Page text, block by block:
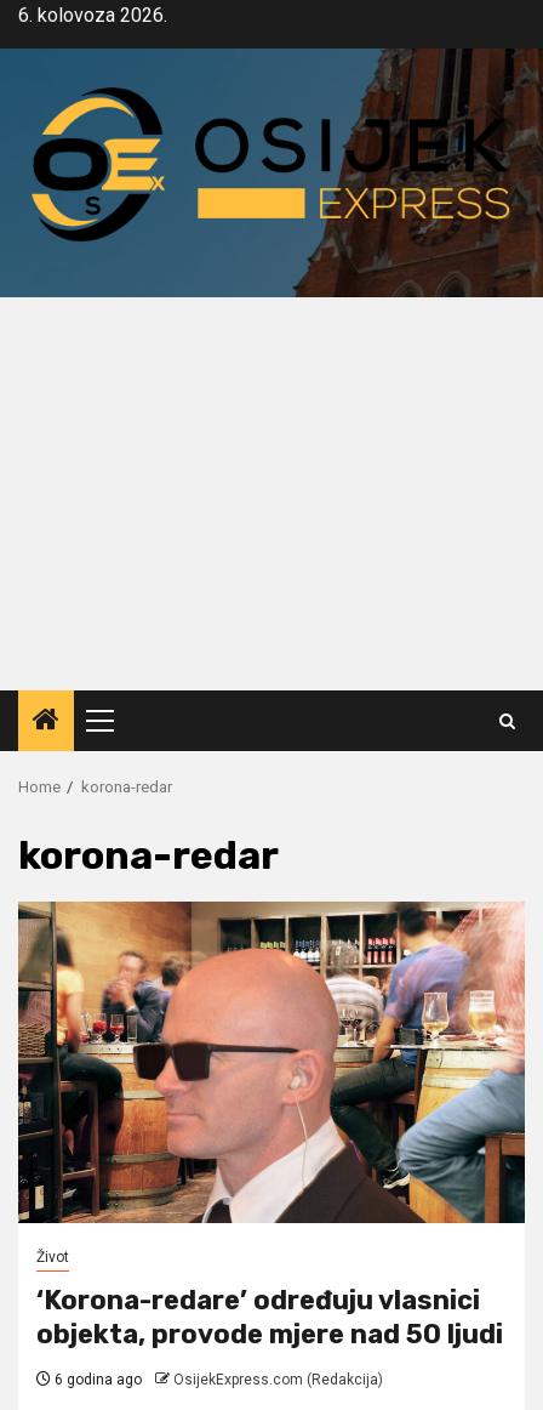
Skip6. kolovoza 2026.
Primary
Menu
Home korona-redar
korona-redar
Život
‘Korona-redare’ određuju vlasnici
objekta, provode mjere nad 50 ljudi
6 godina ago OsijekExpress.com (Redakcija)